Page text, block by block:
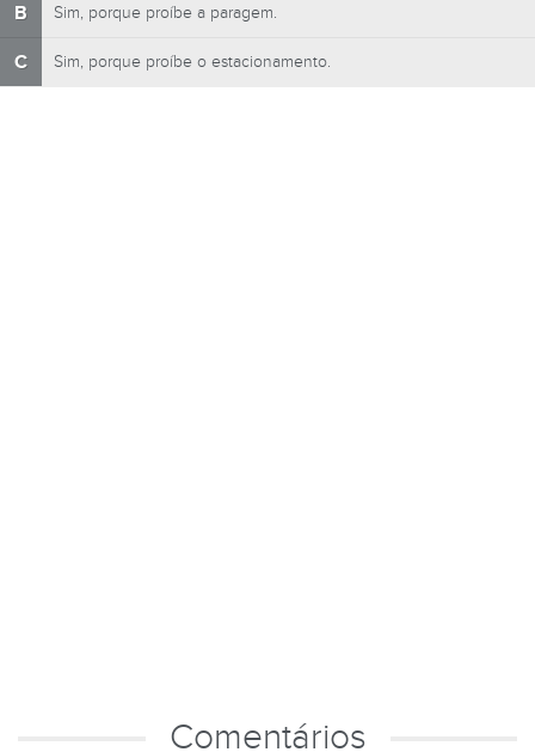
B Sim, porque proíbe a paragem.
C Sim, porque proíbe o estacionamento.
Comentários